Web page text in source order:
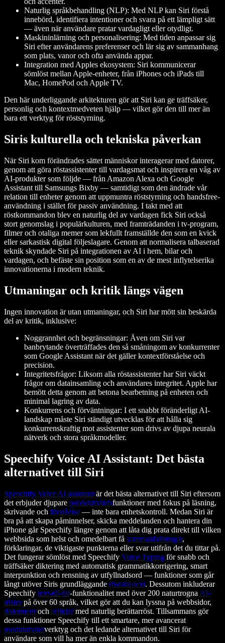
Naturlig språkbehandling (NLP): Med NLP kan Siri förstå
innebörd, identifiera intentioner och svara på ett lämpligt sätt
— även när användare pratar vardagligt eller otydligt.
Maskininlärning och personalisering: Med tiden anpassar sig
Siri efter användarens preferenser och lär sig av sammanhang
som plats, vanor och ofta använda appar.
Integration med Apples ekosystem: Siri kommunicerar
sömlöst mellan Apple-enheter, från iPhones och iPads till
Mac, HomePod och Apple TV.
Den här underliggande arkitekturen gör att Siri kan ge träffsäker,
personlig och kontextmedveten hjälp — vilket gör den till mer än
bara ett verktyg för röststyrning.
Siris kulturella och tekniska påverkan
När Siri kom förändrades sättet människor interagerar med datorer,
genom att göra röstassistenter till vardagsmat och inspirera en våg av
AI-produkter som följde — från Amazon Alexa och Google
Assistant till Samsungs Bixby — samtidigt som den ändrade vår
relation till enheter genom att uppmuntra röststyrning och handsfree-
användning i stället för passiv användning. I takt med att
röstkommandon blev en naturlig del av vardagen fick Siri också
stort genomslag i populärkulturen, med framträdanden i tv-program,
filmer och otaliga memer som lekfullt framställde den som en kvick
eller sarkastisk digital följeslagare. Genom att normalisera talbaserad
teknik skyndade Siri på integrationen av AI i hem, bilar och
vardagen, och befäste sin position som en av de mest inflytelserika
innovationerna i modern teknik.
Utmaningar och kritik längs vägen
Ingen innovation är utan utmaningar, och Siri har mött sin beskärda
del av kritik, inklusive:
Noggrannhet och begränsningar: Även om Siri var
banbrytande överträffades den så småningom av konkurrenter
som Google Assistant när det gäller kontextförståelse och
precision.
Integritetsfrågor: Liksom alla röstassistenter har Siri väckt
frågor om datainsamling och användares integritet. Apple har
bemött detta genom att betona bearbetning på enheten och
minimal lagring av data.
Konkurrens och förväntningar: I ett snabbt föränderligt AI-
landskap måste Siri ständigt utvecklas för att hålla sig
konkurrenskraftig mot assistenter som drivs av djupa neurala
nätverk och stora språkmodeller.
Speechify Voice AI Assistant: Det bästa
alternativet till Siri
Speechify Voice AI assistant är det bästa alternativet till Siri eftersom
det erbjuder djupare produktivitetsfunktioner med fokus på läsning,
skrivande och förståelse — inte bara enhetskontroll. Medan Siri är
bra på att skapa påminnelser, skicka meddelanden och hantera din
iPhone går Speechify längre genom att låta dig prata direkt till vilken
webbsida som helst och omedelbart få sammanfattningar,
förklaringar, de viktigaste punkterna eller svar utifrån det du tittar på.
Det fungerar sömlöst med Speechify Voice Typing för snabb och
träffsäker diktering med automatisk grammatikkorrigering, smart
interpunktion och rensning av utfyllnadsord — funktioner som går
långt utöver Siris grundläggande röst-till-text. Dessutom inkluderar
Speechify text-till-tal-funktionalitet med över 200 naturtrogna AI-
rösterpå över 60 språk, vilket gör att du kan lyssna på webbsidor,
dokument och artiklarmed naturlig berättarröst. Tillsammans gör
dessa funktioner Speechify till ett smartare, mer avancerat
produktivitetverktyg och det ledande alternativet till Siri för
användare som vill ha mer än enkla kommandon.